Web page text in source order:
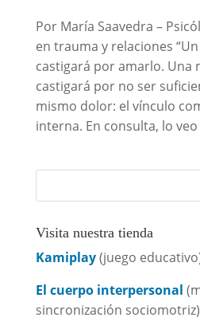
Por María Saavedra –
en trauma y relaciones
castigará por amarlo. Una
castigará por no ser
mismo dolor: el vínculo
interna. En consulta, lo
Visita nuestra tienda
Kamiplay(juego
El cuerpo interpersonal
sincronización sociomotriz)